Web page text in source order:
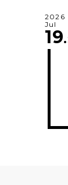
2026
Jul
19